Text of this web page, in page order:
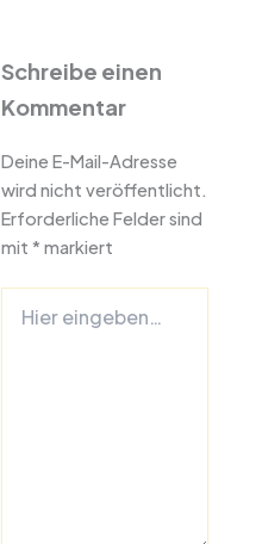
Schreibe einen
Kommentar
Deine E-Mail-Adresse
wird nicht veröffentlicht.
Erforderliche Felder sind
mit * markiert
eingeben…